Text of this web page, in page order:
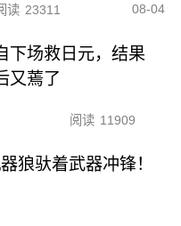
读 23311 08-04
下场救日元，结果
又蔫了
阅读 11909
狼驮着武器冲锋！